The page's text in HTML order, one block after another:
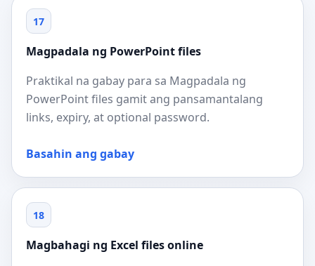
17
Magpadala ng PowerPoint files
Praktikal na gabay para sa Magpadala ng
PowerPoint files gamit ang pansamantalang
links, expiry, at optional password.
Basahin ang gabay
18
Magbahagi ng Excel files online